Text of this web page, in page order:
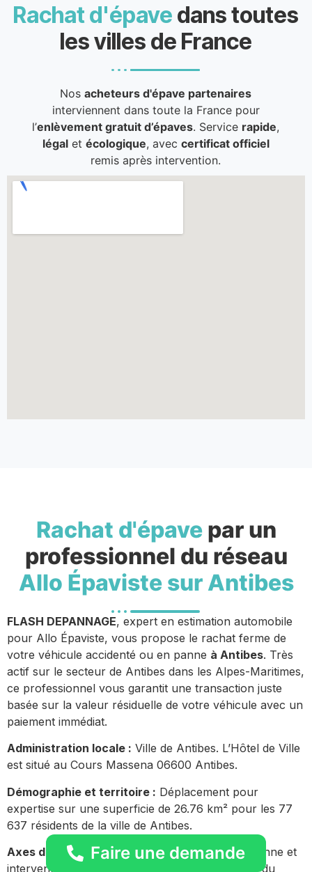
Rachat d'épave dans toutes
les villes de France
Nosacheteurs d'épave partenaires
interviennent dans toute la France pour
l’enlèvement gratuit d’épaves. Service rapide,
légalet écologique, avec certificat officiel
remis après intervention.
Rachat d'épavepar un
professionnel du réseau
Allo Épaviste sur Antibes
FLASH DEPANNAGE, expert en estimation automobile
pour Allo Épaviste, vous propose le rachat ferme de
votre véhicule accidenté ou en panne à Antibes. Très
actif sur le secteur de Antibes dans les Alpes-Maritimes,
ce professionnel vous garantit une transaction juste
basée sur la valeur résiduelle de votre véhicule avec un
paiement immédiat.
Administration locale : Ville de Antibes. L’Hôtel de Ville
est situé au Cours Massena 06600 Antibes.
Démographie et territoire : Déplacement pour
expertise sur une superficie de 26.76 km² pour les 77
637 résidents de la ville de Antibes.
Axes de circulation urbains : Présence quotidienne et
intervention fluide à proximité des axes majeurs du
Faire une demande